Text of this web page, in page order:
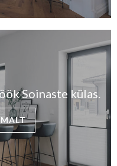
Soinaste külas.